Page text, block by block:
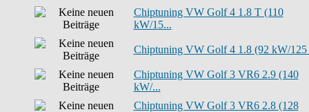
Chiptuning VW Golf 4 1.8 T (110
kW/15...
Chiptuning VW Golf 4 1.8 (92 kW/125
Chiptuning VW Golf 3 VR6 2.9 (140
kW/...
Chiptuning VW Golf 3 VR6 2.8 (128